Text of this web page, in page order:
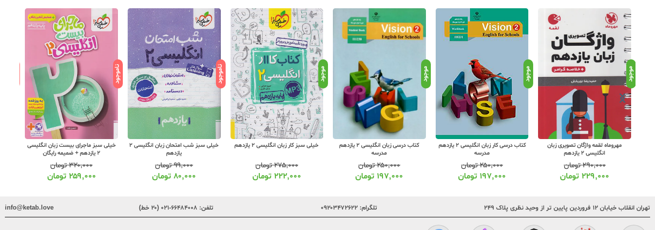
موجود
مهروماه لقمه واژگان تصویری زبان
انگلیسی 2 یازدهم
۲۹۰,۰۰۰تومان
۲۲۹,۰۰۰ تومان
موجود
کتاب درسی کار زبان انگلیسی 2 یازدهم
مدرسه
۲۵۰,۰۰۰تومان
۱۹۷,۰۰۰ تومان
موجود
کتاب درسی زبان انگلیسی 2 یازدهم
مدرسه
۲۵۰,۰۰۰تومان
۱۹۷,۰۰۰ تومان
موجود
خیلی سبز کار زبان انگلیسی 2 یازدهم
۲۷۵,۰۰۰تومان
۲۲۲,۰۰۰ تومان
ناموجود
خیلی سبز شب امتحان زبان انگلیسی 2
یازدهم
۹۹,۰۰۰تومان
۸۰,۰۰۰تومان
ناموجود
خیلی سبز ماجرای بیست زبان انگلیسی
2 یازدهم + ضمیمه رایگان
۳۲۰,۰۰۰تومان
۲۵۹,۰۰۰ تومان
تهران انقلاب خیابان ۱۲ فروردین پایین تر از وحید نظری پلاک ۲۴۹ تلگرام: ۰۹۲۰۳۴۷۲۶۲۲ تلفن: ۶۶۴۸۴۰۰۸-۰۲۱ (۲۰ خط) info@ketab.love